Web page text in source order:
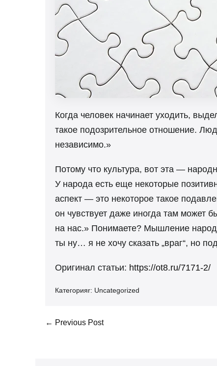
Когда человек начинает уходить,
такое подозрительное отношение.
независимо.»
Потому что культура, вот эта —
У народа есть еще некоторые
аспект — это некоторое такое
он чувствует даже иногда там может
на нас.» Понимаете? Мышление
ты ну… я не хочу сказать „враг“, но
Оригинал статьи: https://ot8.ru/7171-2/
Категорияr: Uncategorized
Post
← Previous Post